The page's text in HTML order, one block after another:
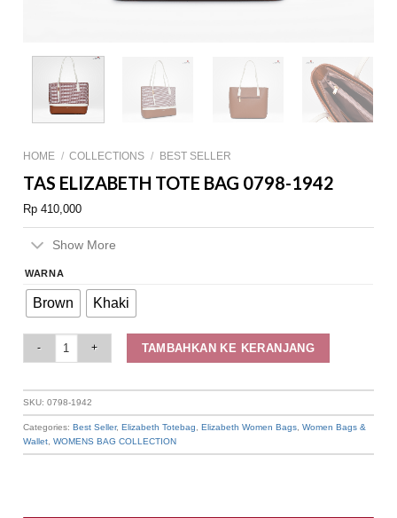
HOME / COLLECTIONS / BEST SELLER
TAS ELIZABETH TOTE BAG 0798-1942
Rp 410,000
Show More
WARNA
Brown Khaki
TAMBAHKAN KE KERANJANG
SKU:0798-1942
Categories:Best Seller,Elizabeth Totebag ,Elizabeth Women Bags ,Women Bags &
Wallet ,WOMENS BAG COLLECTION